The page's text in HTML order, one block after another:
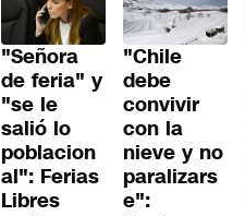
"Señora
de feria" y
"se le
salió lo
poblacion
al": Ferias
Libres
"Chile
debe
convivir
con la
nieve y no
paralizars
e":